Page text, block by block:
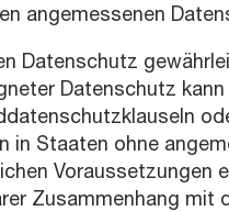
angemessenen
Datenschutz
Datenschutz
in Staaten ohne
Voraussetzungen
Zusammenhang mit